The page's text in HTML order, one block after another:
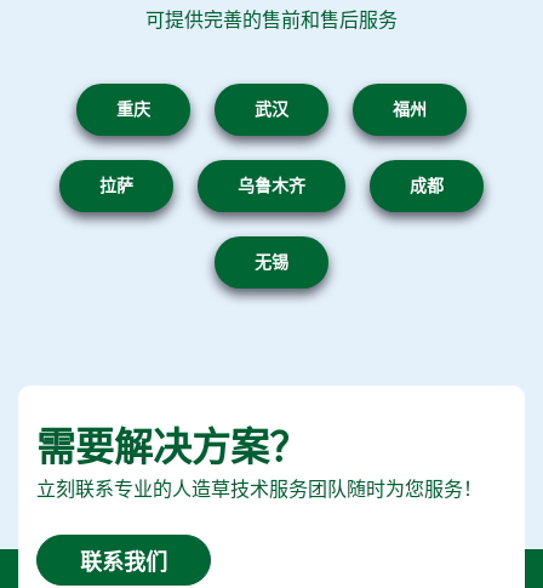
可提供完善的售前和售后服务
重庆 武汉 福州
拉萨 乌鲁木齐 成都
无锡
需要解决方案？
立刻联系专业的人造草技术服务团队随时为您服务！
联系我们